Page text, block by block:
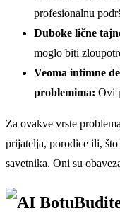
profesionalnu
Duboke lične
moglo biti
Veoma intimne
problemima: Ovi
Za ovakve vrste
prijatelja, porodice ili,
savetnika. Oni su